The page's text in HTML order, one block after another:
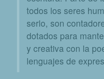
todos los seres
serlo, son
dotados para
y creativa con la
lenguajes de